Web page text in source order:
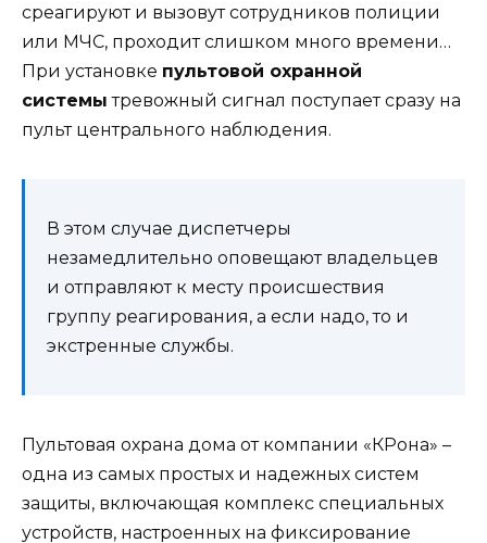
среагируют и вызовут сотрудников полиции
или МЧС, проходит слишком много времени…
При установке пультовой охранной
системы тревожный сигнал поступает сразу на
пульт центрального наблюдения.
В этом случае диспетчеры
незамедлительно оповещают владельцев
и отправляют к месту происшествия
группу реагирования, а если надо, то и
экстренные службы.
Пультовая охрана дома от компании «КРона» –
одна из самых простых и надежных систем
защиты, включающая комплекс специальных
устройств, настроенных на фиксирование